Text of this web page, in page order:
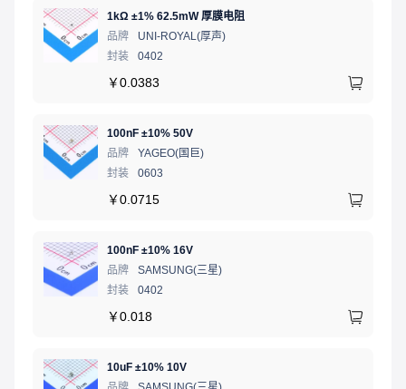
1kΩ ±1% 62.5mW 厚膜电阻
品牌
UNI-ROYAL(厚声)
封装
0402
￥0.0383
100nF ±10% 50V
品牌
YAGEO(国巨)
封装
0603
￥0.0715
100nF ±10% 16V
品牌
SAMSUNG(三星)
封装
0402
￥0.018
10uF ±10% 10V